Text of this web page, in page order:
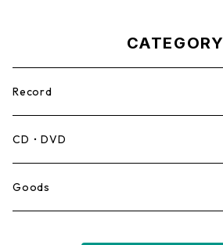
CATEGORY
Record
Mento,Calypso,Ballad
Ska
CD・DVD
Goods